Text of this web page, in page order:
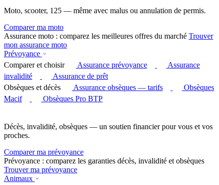
Moto, scooter, 125 — même avec malus ou annulation de permis.
Comparer ma moto
Assurance moto : comparez les meilleures offres du marché Trouver
mon assurance moto
Prévoyance
Comparer et choisir
Assurance prévoyance
Assurance
invalidité
Assurance de prêt
Obsèques et décès
Assurance obsèques — tarifs
Obsèques
Macif
Obsèques Pro BTP
Décès, invalidité, obsèques — un soutien financier pour vous et vos
proches.
Comparer ma prévoyance
Prévoyance : comparez les garanties décès, invalidité et obsèques
Trouver ma prévoyance
Animaux